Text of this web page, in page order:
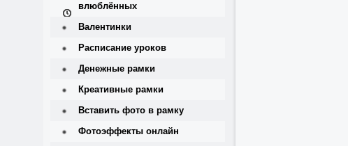
влюблённых
Валентинки
Расписание уроков
Денежные рамки
Креативные рамки
Вставить фото в рамку
Фотоэффекты онлайн